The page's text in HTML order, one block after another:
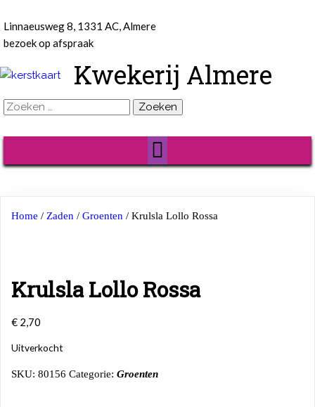
Linnaeusweg 8, 1331 AC, Almere
bezoek op afspraak
Kwekerij Almere
Zoeken
Home / Zaden / Groenten / Krulsla Lollo Rossa
Krulsla Lollo Rossa
€ 2,70
Uitverkocht
SKU: 80156 Categorie: Groenten